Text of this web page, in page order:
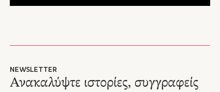
NEWSLETTER
Ανακαλύψτε ιστορίες, συγγραφείς